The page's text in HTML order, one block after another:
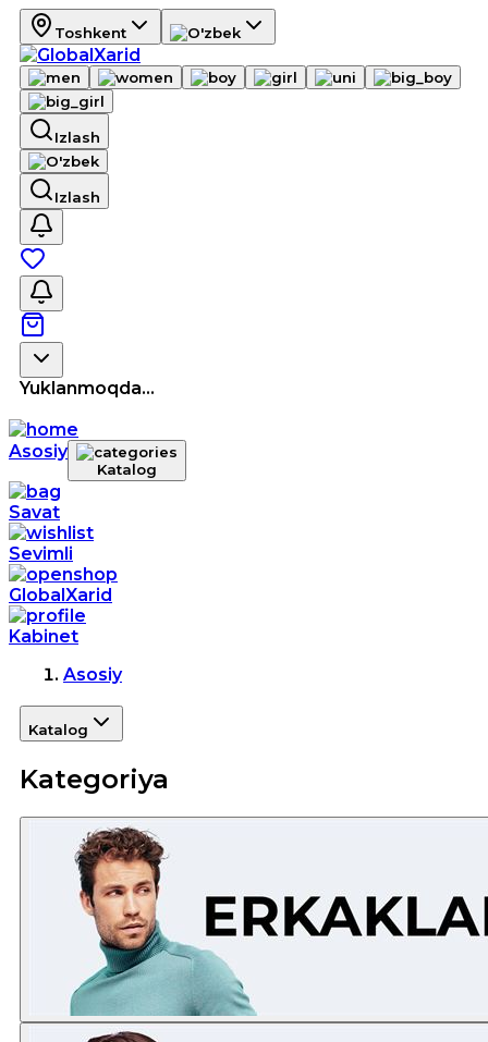
Toshkent
Izlash
Izlash
Yuklanmoqda...
Asosiy
Katalog
Savat
Sevimli
GlobalXarid
Kabinet
Asosiy
Katalog
Kategoriya